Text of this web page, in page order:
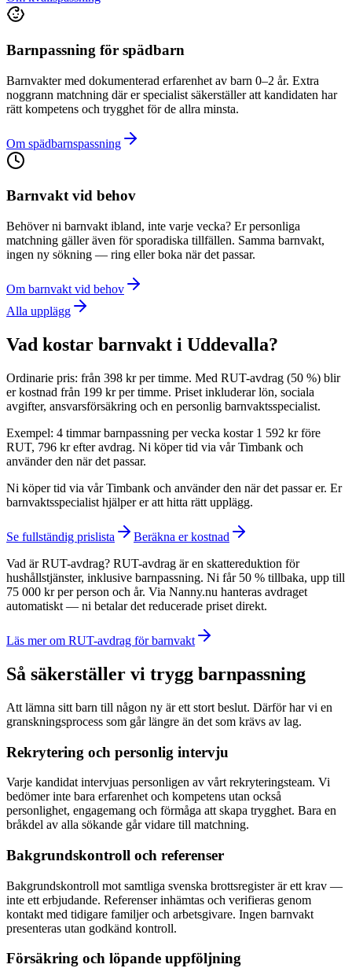
Barnpassning för spädbarn
Barnvakter med dokumenterad erfarenhet av barn 0–2 år. Extra
noggrann matchning där er specialist säkerställer att kandidaten har
rätt kompetens och trygghet för de allra minsta.
Om spädbarnspassning
Barnvakt vid behov
Behöver ni barnvakt ibland, inte varje vecka? Er personliga
matchning gäller även för sporadiska tillfällen. Samma barnvakt,
ingen ny sökning — ring eller boka när det passar.
Om barnvakt vid behov
Alla upplägg
Vad kostar barnvakt i Uddevalla?
Ordinarie pris: från 398 kr per timme. Med RUT-avdrag (50 %) blir
er kostnad från 199 kr per timme. Priset inkluderar lön, sociala
avgifter, ansvarsförsäkring och en personlig barnvaktsspecialist.
Exempel: 4 timmar barnpassning per vecka kostar 1 592 kr före
RUT, 796 kr efter avdrag. Ni köper tid via vår Timbank och
använder den när det passar.
Ni köper tid via vår Timbank och använder den när det passar er. Er
barnvaktsspecialist hjälper er att hitta rätt upplägg.
Se fullständig prislista
Beräkna er kostnad
Vad är RUT-avdrag? RUT-avdrag är en skattereduktion för
hushållstjänster, inklusive barnpassning. Ni får 50 % tillbaka, upp till
75 000 kr per person och år. Via Nanny.nu hanteras avdraget
automatiskt — ni betalar det reducerade priset direkt.
Läs mer om RUT-avdrag för barnvakt
Så säkerställer vi trygg barnpassning
Att lämna sitt barn till någon ny är ett stort beslut. Därför har vi en
granskningsprocess som går längre än det som krävs av lag.
Rekrytering och personlig intervju
Varje kandidat intervjuas personligen av vårt rekryteringsteam. Vi
bedömer inte bara erfarenhet och kompetens utan också
personlighet, engagemang och förmåga att skapa trygghet. Bara en
bråkdel av alla sökande går vidare till matchning.
Bakgrundskontroll och referenser
Bakgrundskontroll mot samtliga svenska brottsregister är ett krav —
inte ett erbjudande. Referenser inhämtas och verifieras genom
kontakt med tidigare familjer och arbetsgivare. Ingen barnvakt
presenteras utan godkänd kontroll.
Försäkring och löpande uppföljning